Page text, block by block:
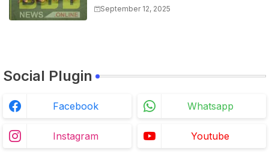
September 12, 2025
Social Plugin
Facebook Whatsapp
Instagram Youtube